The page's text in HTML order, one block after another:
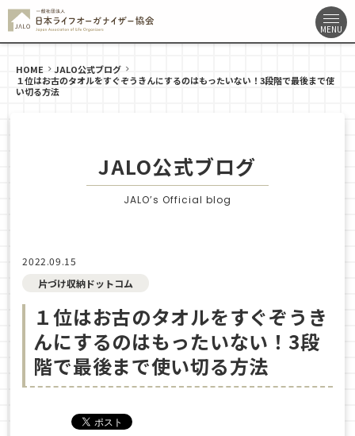
HOME
JALO公式ブログ
１位はお古のタオルをすぐぞうきんにするのはもったいない！3段階で最後まで使
い切る方法
JALO公式ブログ
JALO’s Official blog
2022.09.15
片づけ収納ドットコム
１位はお古のタオルをすぐぞうき
んにするのはもったいない！3段
階で最後まで使い切る方法